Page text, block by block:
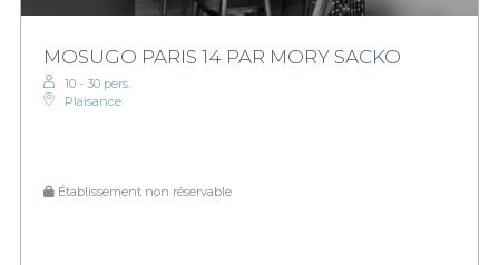
MOSUGO PARIS 14 PAR MORY SACKO
10 - 30 pers.
Plaisance
Établissement non réservable